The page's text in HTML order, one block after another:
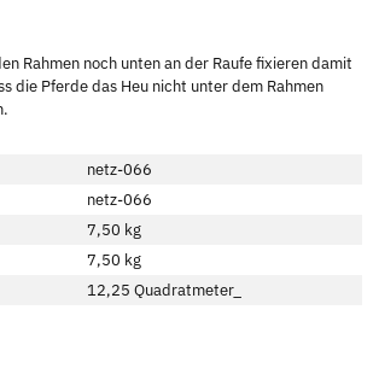
Rahmen noch unten an der Raufe fixieren damit
die Pferde das Heu nicht unter dem Rahmen
netz-066
netz-066
7,50 kg
7,50 kg
12,25 Quadratmeter_